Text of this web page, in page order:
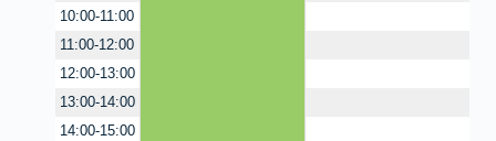
10:00-11:00
11:00-12:00
12:00-13:00
13:00-14:00
14:00-15:00